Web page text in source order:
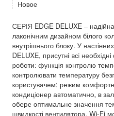
Новое
СЕРІЯ EDGE DELUXE –
лаконічним дизайном білого
внутрішнього блоку. У
DELUXE, присутні всі
роботи: функція контролю
контролювати температуру
користувачем; режим
кондиціонер автоматично, в
обере оптимальне значення
швидкості вентилятора. Wi-Fi